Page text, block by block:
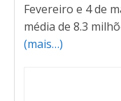
Fevereiro e 4 de
média de 8.3
(mais…)